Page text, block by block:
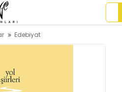
Edebiyat